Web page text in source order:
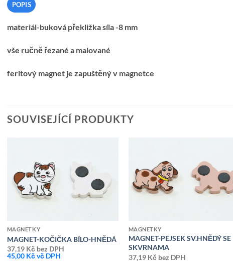
POPIS
materiál-buková překližka síla -8 mm
vše ručně řezané a malované
feritový magnet je zapuštěný v magnetce
SOUVISEJÍCÍ PRODUKTY
oblíbeným
MAGNETKY
MAGNET-KOČIČKA BÍLO-HNĚDÁ
37,19 Kčbez DPH
45,00 Kčvč DPH
Přidat k
oblíbeným
MAGNETKY
MAGNET-PEJSEK SV.HNĚDÝ SE
SKVRNAMA
37,19 Kčbez DPH